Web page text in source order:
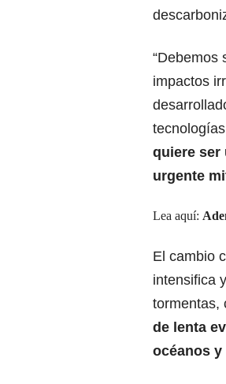
“Debemos
impactos
quiere ser
urgente
Lea aquí:
El cambio
intensifica
tormentas,
de lenta
océanos